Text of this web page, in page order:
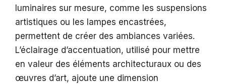
luminaires sur mesure, comme les suspensions
artistiques ou les lampes encastrées,
permettent de créer des ambiances variées.
L’éclairage d’accentuation, utilisé pour mettre
en valeur des éléments architecturaux ou des
œuvres d’art, ajoute une dimension